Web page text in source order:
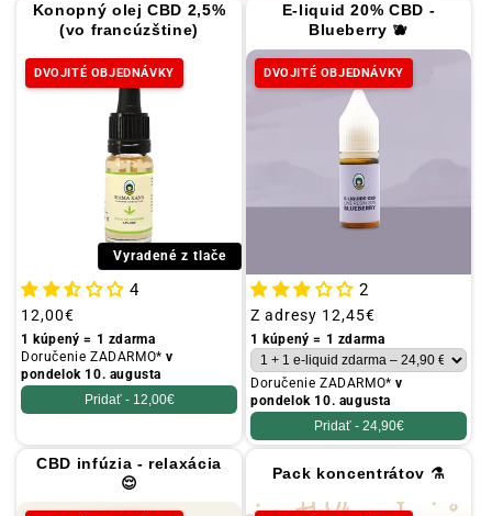
Konopný olej CBD 2,5%
(vo francúzštine)
DVOJITÉ OBJEDNÁVKY
Vyradené z tlače
4
Obvyklá
cena
12,00€
1 kúpený = 1 zdarma
Doručenie ZADARMO*v
pondelok 10. augusta
Pridať - 12,00€
E-liquid 20% CBD -
Blueberry 🫐
DVOJITÉ OBJEDNÁVKY
2
Obvyklá
cena
Z adresy 12,45€
1 kúpený = 1 zdarma
Doručenie ZADARMO*v
pondelok 10. augusta
Pridať - 24,90€
CBD infúzia - relaxácia
😌
Pack koncentrátov ⚗️